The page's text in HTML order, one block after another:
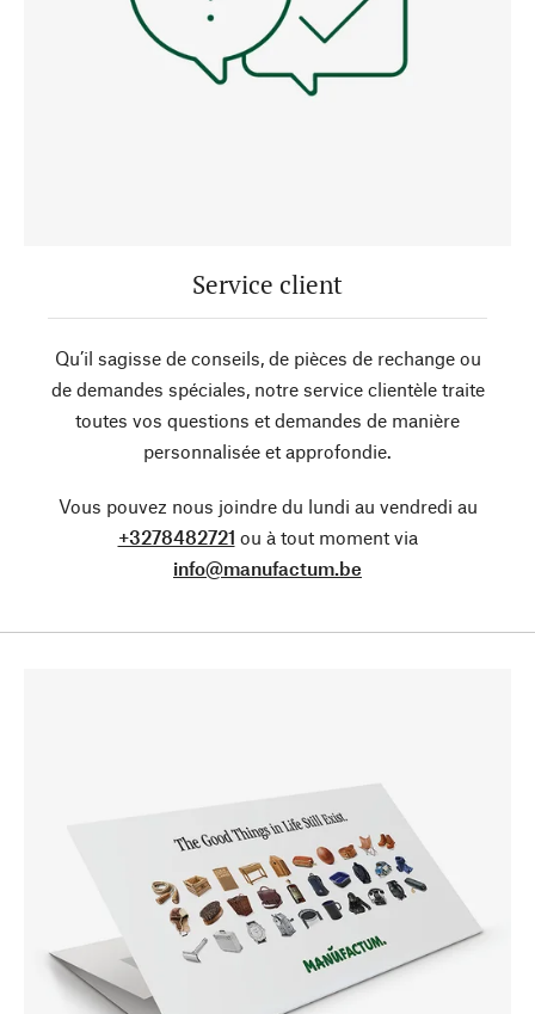
Service client
Qu’il sagisse de conseils, de pièces de rechange ou
de demandes spéciales, notre service clientèle traite
toutes vos questions et demandes de manière
personnalisée et approfondie.
Vous pouvez nous joindre du lundi au vendredi au
+3278482721 ou à tout moment via
info@manufactum.be